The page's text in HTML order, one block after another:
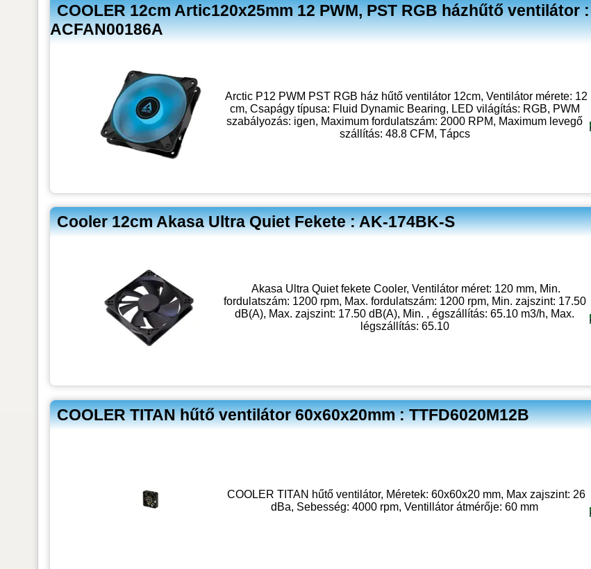
COOLER 12cm Artic120x25mm 12 PWM, PST RGB házhűtő ventilátor :
ACFAN00186A
Arctic P12 PWM PST RGB ház hűtő ventilátor 12cm, Ventilátor mérete: 12
cm, Csapágy típusa: Fluid Dynamic Bearing, LED világítás: RGB, PWM
szabályozás: igen, Maximum fordulatszám: 2000 RPM, Maximum levegő
szállítás: 48.8 CFM, Tápcs
Cooler 12cm Akasa Ultra Quiet Fekete : AK-174BK-S
Akasa Ultra Quiet fekete Cooler, Ventilátor méret: 120 mm, Min.
fordulatszám: 1200 rpm, Max. fordulatszám: 1200 rpm, Min. zajszint: 17.50
dB(A), Max. zajszint: 17.50 dB(A), Min. , égszállítás: 65.10 m3/h, Max.
légszállítás: 65.10
COOLER TITAN hűtő ventilátor 60x60x20mm : TTFD6020M12B
COOLER TITAN hűtő ventilátor, Méretek: 60x60x20 mm, Max zajszint: 26
dBa, Sebesség: 4000 rpm, Ventillátor átmérője: 60 mm